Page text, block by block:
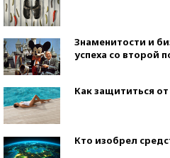
Знаменитости и
успеха со второй
Как защититься
Кто изобрел